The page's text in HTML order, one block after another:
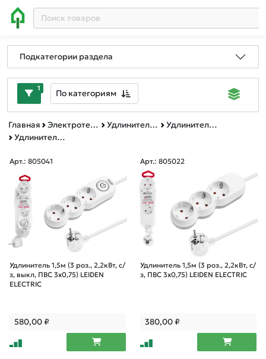
Подкатегории раздела
1 По категориям
Главная Электротехническая продукция Удлинители и сетевые фильтры
Удлинители бытовые
Удлинители Бытовые 1м до10м
Арт.: 805041
Удлинитель 1,5м (3 роз., 2,2кВт, с/
з, выкл, ПВС 3х0,75) LEIDEN
ELECTRIC
580,00₽
Арт.: 805022
Удлинитель 1,5м (3 роз., 2,2кВт, с/
з, ПВС 3х0,75) LEIDEN ELECTRIC
380,00₽